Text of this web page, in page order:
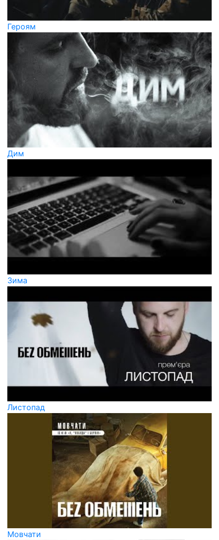
Героям
Дим
Зима
Листопад
Мовчати